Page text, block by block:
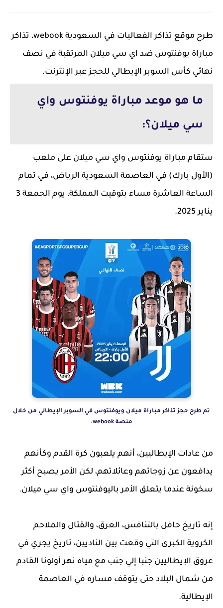
طرح موقع تذاكر الفعاليات في السعودية webook، تذاكر
مباراة يوفنتوس ضد اي سي ميلان المرتقبة في نصف
نهائي كأس السوبر الإيطالي للحجز عبر الإنترنت.
ما هو موعد مباراة يوفنتوس واي
سي ميلان؟:
ستقام مباراة يوفنتوس واي سي ميلان على ملعب
(الأول بارك) في العاصمة السعودية الرياض، في تمام
الساعة العاشرة مساء بتوقيت المملكة، يوم الجمعة 3
يناير 2025.
تم طرح حجز تذاكر مباراة ميلان ويوفنتوس في السوبر الإيطالي من خلال
منصة webook.
من عادات الإيطاليين، أنهم يلعبون كرة القدم وكأنهم
يدافعون عن زوجاتهم وعائلاتهم، لكن الأمر يصبح أكثر
سخونة عندما يتعلق الأمر باليوفنتوس واي سي ميلان.
إنه تاريخ حافل بالتنافس، العرق، والقتال والملاحم
الكروية الكبرى التي وقعت بين الناديين، تاريخ يجري في
عروق الإيطاليين جنبا إلي جنب مع مياه نهر أولونا القادم
من شمال البلاد حتى يتوقف مساره في العاصمة
الإيطالية.